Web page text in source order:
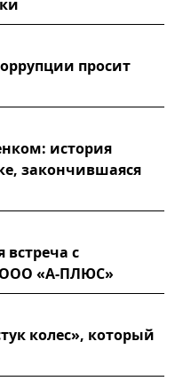
просит
история
закончившаяся
встреча с
ООО «А-ПЛЮС»
колес», который